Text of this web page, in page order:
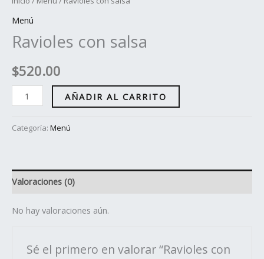
Menú
Ravioles con salsa
$520.00
AÑADIR AL CARRITO
Categoría: Menú
Valoraciones (0)
No hay valoraciones aún.
Sé el primero en valorar “Ravioles con